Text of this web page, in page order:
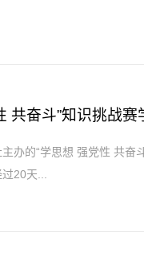
共奋斗”知识挑战
办的“学思想 强党性 共
20天...